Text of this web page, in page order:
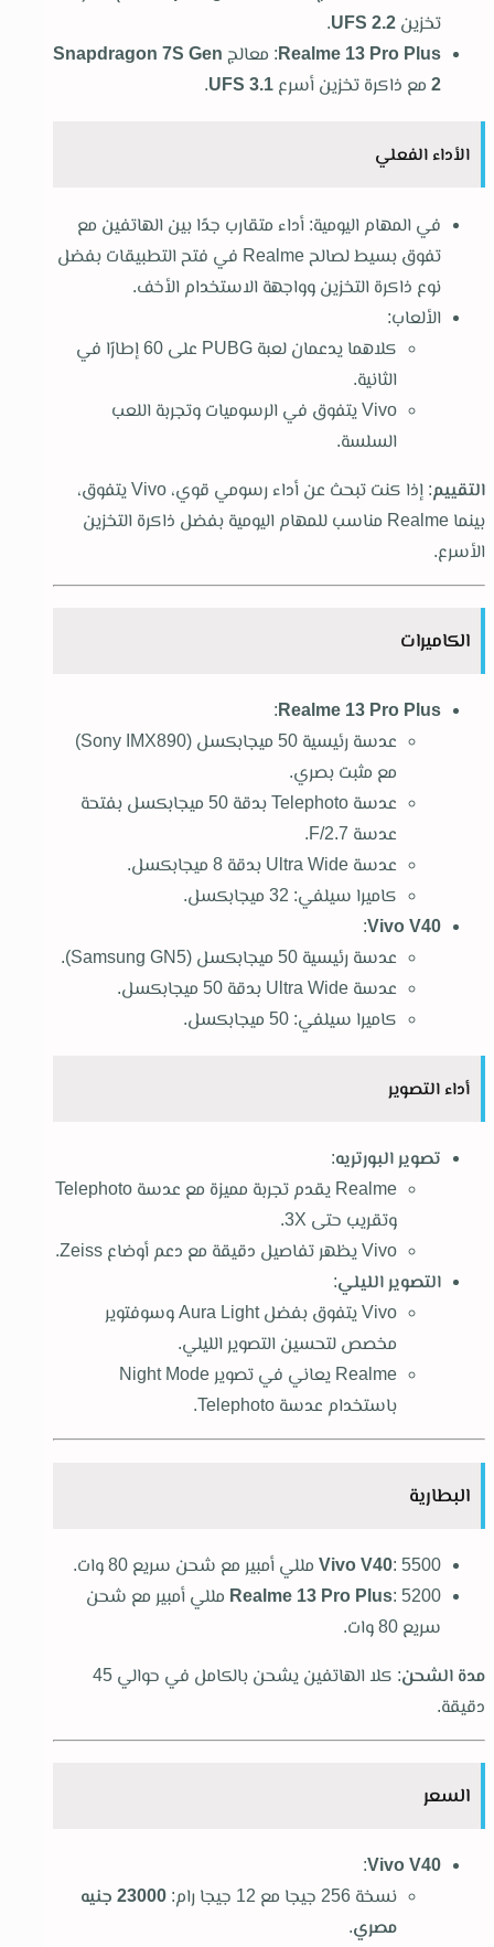
تخزين UFS 2.2
.
Realme 13 Pro Plus : معالج Snapdragon 7S Gen
2 مع ذاكرة تخزين أسرع UFS 3.1
.
الأداء الفعلي
في المهام اليومية: أداء متقارب جدًا بين الهاتفين مع
تفوق بسيط لصالح Realme في فتح التطبيقات بفضل
نوع ذاكرة التخزين وواجهة الاستخدام الأخف.
الألعاب:
كلاهما يدعمان لعبة PUBG على 60 إطارًا في
الثانية.
Vivo يتفوق في الرسوميات وتجربة اللعب
السلسة.
التقييم
: إذا كنت تبحث عن أداء رسومي قوي، Vivo يتفوق،
بينما Realme مناسب للمهام اليومية بفضل ذاكرة التخزين
الأسرع.
الكاميرات
Realme 13 Pro Plus
:
عدسة رئيسية 50 ميجابكسل (Sony IMX890)
مع مثبت بصري.
عدسة Telephoto بدقة 50 ميجابكسل بفتحة
عدسة F/2.7.
عدسة Ultra Wide بدقة 8 ميجابكسل.
كاميرا سيلفي: 32 ميجابكسل.
Vivo V40
:
عدسة رئيسية 50 ميجابكسل (Samsung GN5).
عدسة Ultra Wide بدقة 50 ميجابكسل.
كاميرا سيلفي: 50 ميجابكسل.
أداء التصوير
تصوير البورتريه:
Realme يقدم تجربة مميزة مع عدسة Telephoto
وتقريب حتى 3X.
Vivo يظهر تفاصيل دقيقة مع دعم أوضاع Zeiss.
التصوير الليلي:
Vivo يتفوق بفضل Aura Light وسوفتوير
مخصص لتحسين التصوير الليلي.
Realme يعاني في تصوير Night Mode
باستخدام عدسة Telephoto.
البطارية
Vivo V40: 5500 مللي أمبير مع شحن سريع 80 وات.
Realme 13 Pro Plus : 5200 مللي أمبير مع شحن
سريع 80 وات.
مدة الشحن
: كلا الهاتفين يشحن بالكامل في حوالي 45
دقيقة.
السعر
Vivo V40
:
نسخة 256 جيجا مع 12 جيجا رام:
23000 جنيه
مصري.